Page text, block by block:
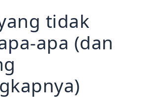
tidak
apa (dan